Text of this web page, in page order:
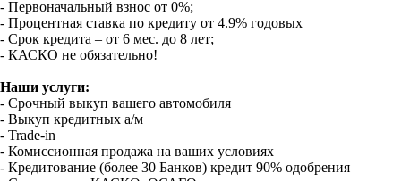
- Первоначальный взнос от 0%;
- Процентная ставка по кредиту от 4.9% годовых
- Срок кредита – от 6 мес. до 8 лет;
- КАСКО не обязательно!
Наши услуги:
- Срочный выкуп вашего автомобиля
- Выкуп кредитных а/м
- Trade-in
- Комиссионная продажа на ваших условиях
- Кредитование (более 30 Банков) кредит 90% одобрения